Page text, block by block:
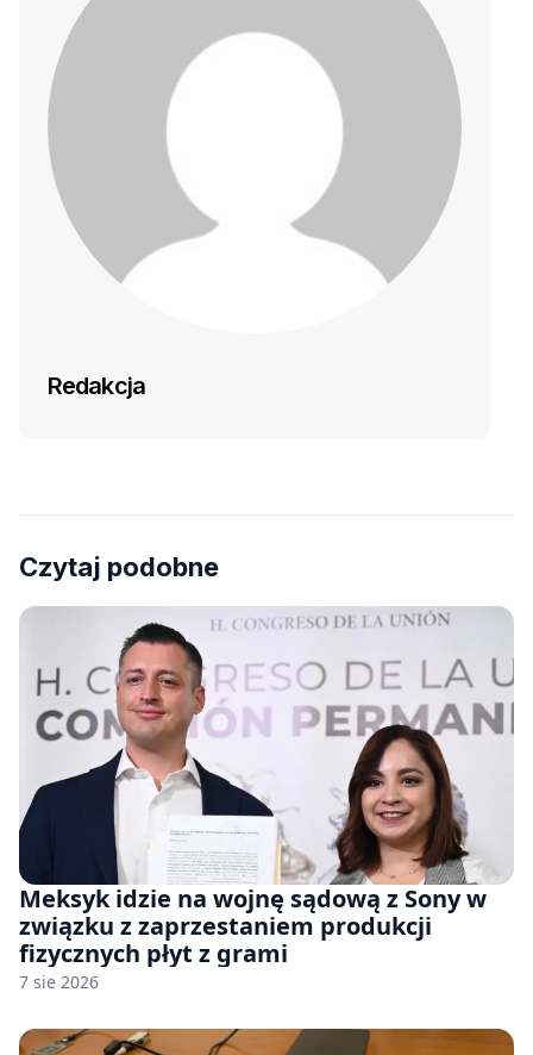
Redakcja
Czytaj podobne
Meksyk idzie na wojnę sądową z Sony w
związku z zaprzestaniem produkcji
fizycznych płyt z grami
7 sie 2026